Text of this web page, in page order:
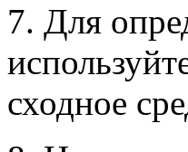
7. Для
сходное